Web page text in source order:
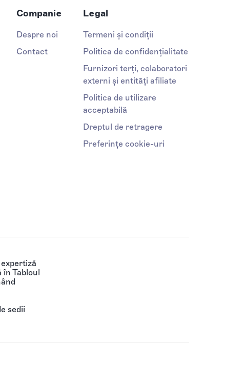
Companie
Despre noi
Contact
Legal
Termeni și condiții
Politica de confidențialitate
Furnizori terți, colaboratori
externi și entități afiliate
Politica de utilizare
acceptabilă
Dreptul de retragere
Preferințe cookie-uri
Tabloul
sedii